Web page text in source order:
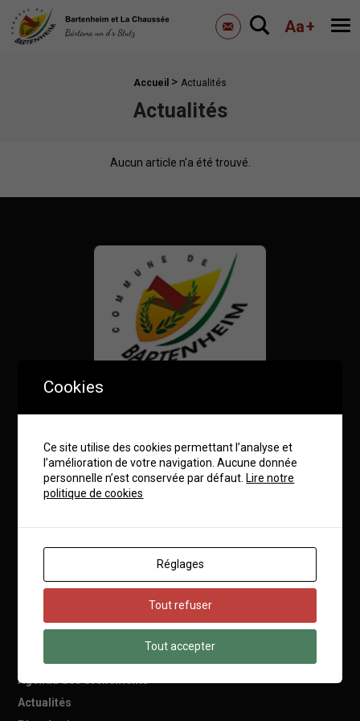
Mairie de Bartenheim
Contactez-nous
Aa+
Accueil > Actualités
Actualités
Aucun article n'a été trouvé.
Mairie de Bartenheim
Mairie de Bartenheim
9 rue du Général de Gaulle
68870 Bartenheim
03 89 70 76 00
Mardi : 08h00 à 12h00
Mercredi : 08h00 à 12h00
Vendredi : 08h00 à 12h00
Agenda des événements
Actualités
Cookies
Ce site utilise des cookies permettant l’analyse et
l’amélioration de votre navigation. Aucune donnée
personnelle n’est conservée par défaut. Lire notre
politique de cookies
Réglages
Tout refuser
Tout accepter